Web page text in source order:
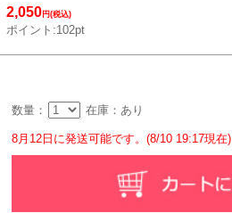
2,050円(税込)
ポイント:102pt
数量： 在庫：あり
8月12日に発送可能です。(8/10 19:17現在)